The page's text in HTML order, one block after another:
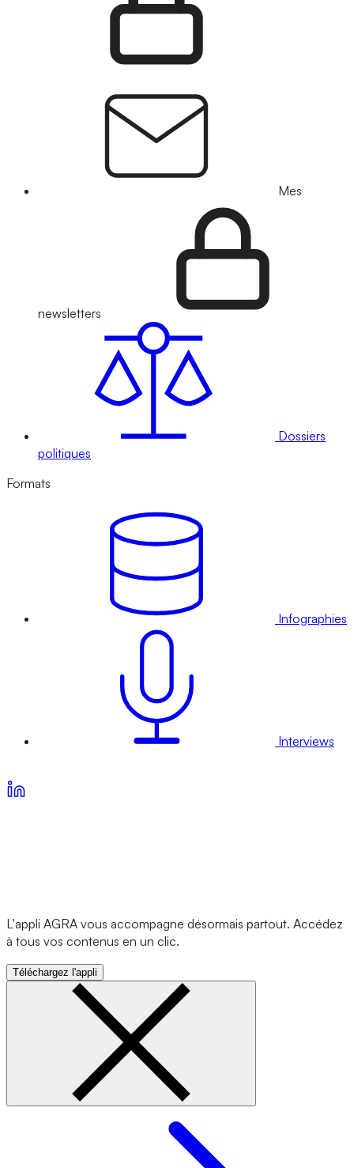
Mes
newsletters
Dossiers
politiques
Formats
Infographies
Interviews
L'appli AGRA vous accompagne désormais partout. Accédez
à tous vos contenus en un clic.
Téléchargez l'appli